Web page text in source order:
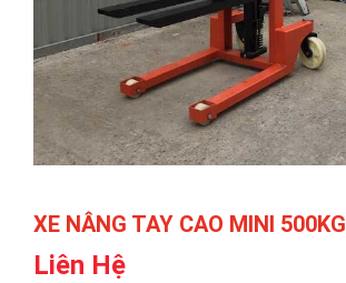
XE NÂNG TAY CAO MINI 500KG
Liên Hệ